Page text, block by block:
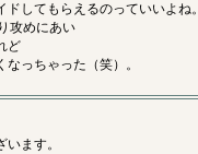
してもらえるのっていいよね。
攻めにあい
ど
っちゃった（笑）。
ます。